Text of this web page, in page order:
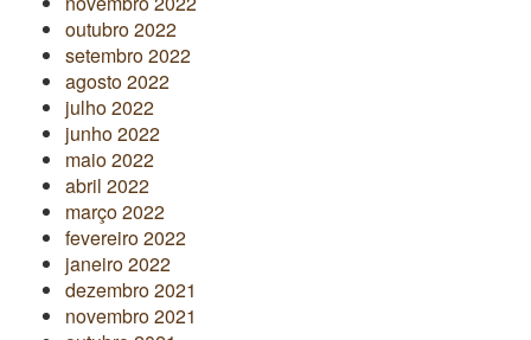
outubro 2022
setembro 2022
agosto 2022
julho 2022
junho 2022
maio 2022
abril 2022
março 2022
fevereiro 2022
janeiro 2022
dezembro 2021
novembro 2021